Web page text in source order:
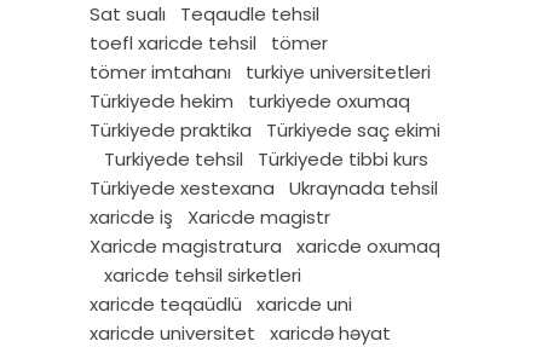
Sat sualı
Teqaudle tehsil
toefl xaricde tehsil
tömer
tömer imtahanı
turkiye universitetleri
Türkiyede hekim
turkiyede oxumaq
Türkiyede praktika
Türkiyede saç ekimi
Turkiyede tehsil
Türkiyede tibbi kurs
Türkiyede xestexana
Ukraynada tehsil
xaricde iş
Xaricde magistr
Xaricde magistratura
xaricde oxumaq
xaricde tehsil sirketleri
xaricde teqaüdlü
xaricde uni
xaricde universitet
xaricdə həyat